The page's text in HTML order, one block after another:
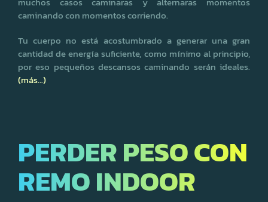
caminando con momentos corriendo.
Tu cuerpo no está acostumbrado a generar una gran
cantidad de energía suficiente, como mínimo al principio,
por eso pequeños descansos caminando serán ideales.
(más…)
PERDER PESO CON
REMO INDOOR